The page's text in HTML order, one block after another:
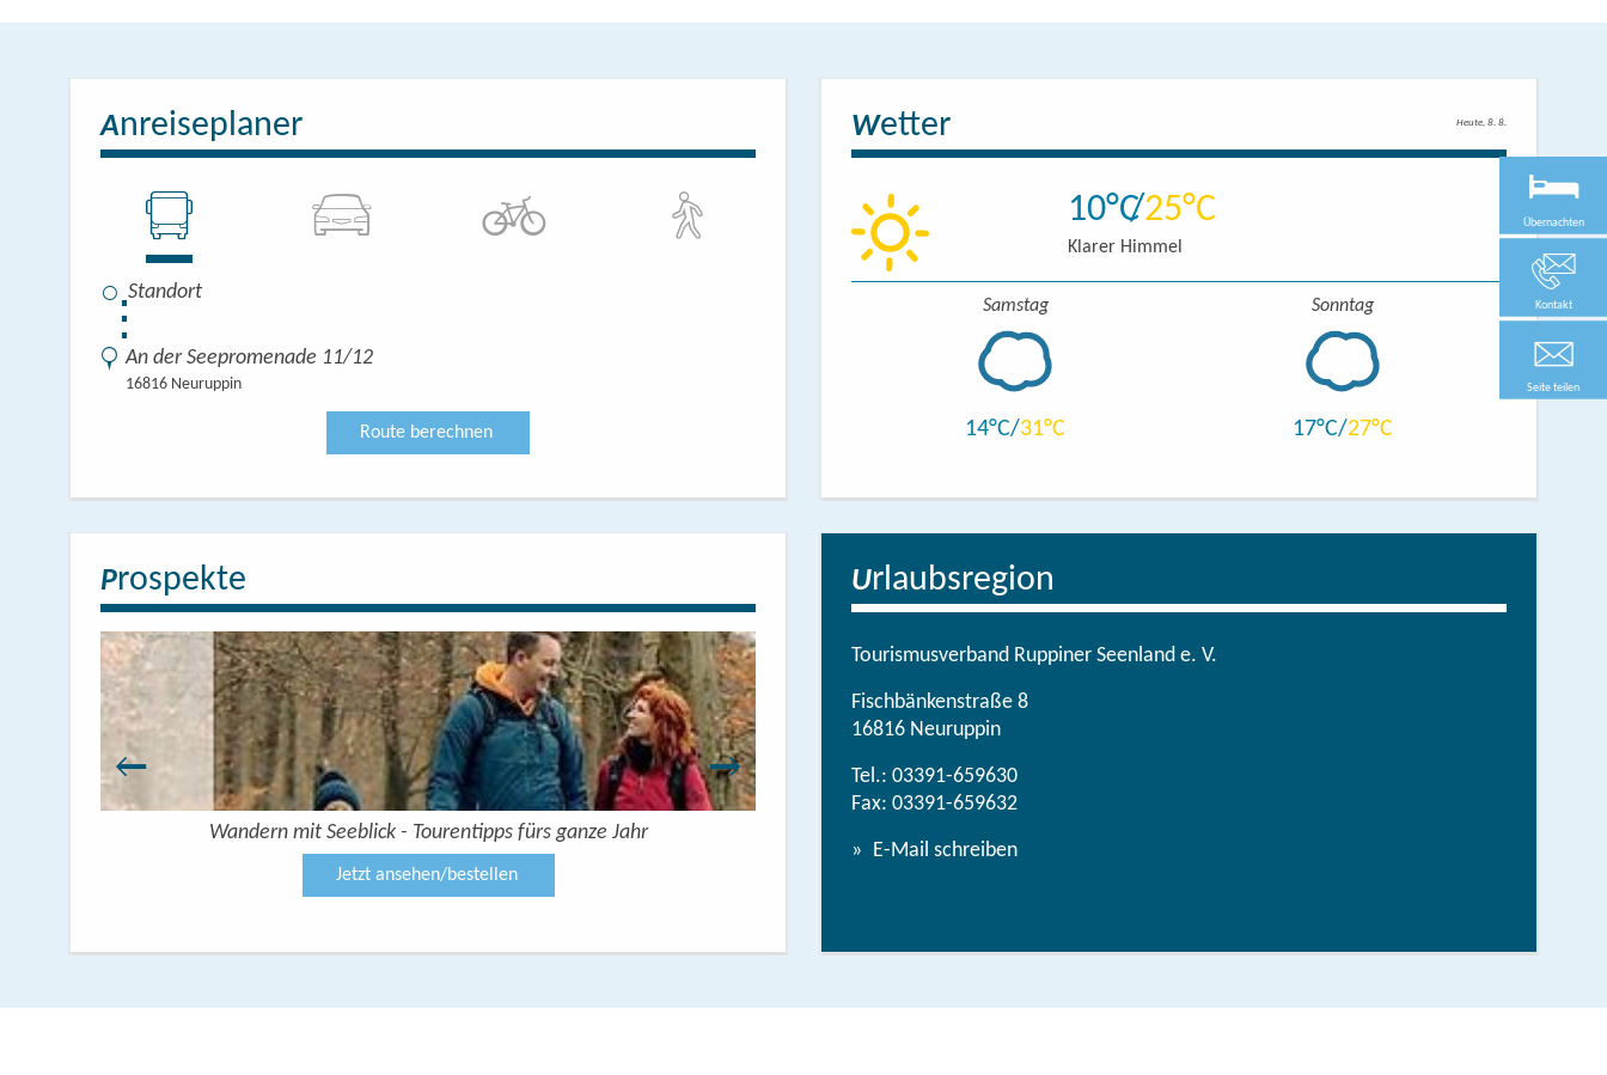
Anreiseplaner
⋮
An der Seepromenade 11/12
16816 Neuruppin
Route berechnen
Wetter Heute, 8. 8.
10 25
Klarer Himmel
Samstag
14 31
Sonntag
17 27
Prospekte
Wandern mit Seeblick - Tourentipps fürs ganze Jahr
Jetzt ansehen/bestellen
Urlaubsregion
Tourismusverband Ruppiner Seenland e. V.
Fischbänkenstraße 8
16816 Neuruppin
Tel.: 03391-659630
Fax: 03391-659632
E-Mail schreiben
Übernachten
Kontakt
Seite teilen